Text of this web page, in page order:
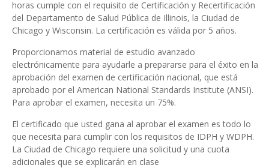
horas cumple con el requisito de Certificación y Recertificación
del Departamento de Salud Pública de Illinois, la Ciudad de
Chicago y Wisconsin. La certificación es válida por 5 años.
Proporcionamos material de estudio avanzado
electrónicamente para ayudarle a prepararse para el éxito en la
aprobación del examen de certificación nacional, que está
aprobado por el American National Standards Institute (ANSI).
Para aprobar el examen, necesita un 75%.
El certificado que usted gana al aprobar el examen es todo lo
que necesita para cumplir con los requisitos de IDPH y WDPH.
La Ciudad de Chicago requiere una solicitud y una cuota
adicionales que se explicarán en clase